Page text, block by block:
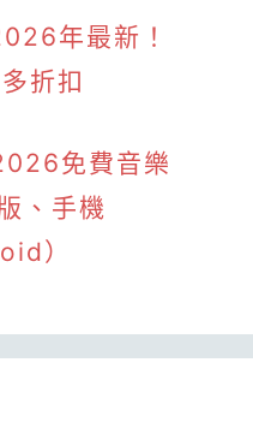
年最新！
折扣
免費音樂
、手機
）